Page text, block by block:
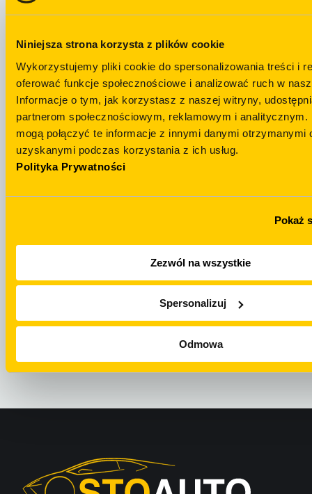
Niniejsza strona korzysta z plików cookie
Wykorzystujemy pliki cookie do spersonalizowania treści i
oferować funkcje społecznościowe i analizować ruch w
Informacje o tym, jak korzystasz z naszej witryny,
partnerom społecznościowym, reklamowym i analitycznym.
mogą połączyć te informacje z innymi danymi otrzymanymi
uzyskanymi podczas korzystania z ich usług.
Polityka Prywatności
Pokaż
Zezwól na wszystkie
Spersonalizuj
Odmowa
Залишились
питання?
+48 694 439 888
Telegram
НАПИСАТИ
WhatsApp
WHATSAPP
Email